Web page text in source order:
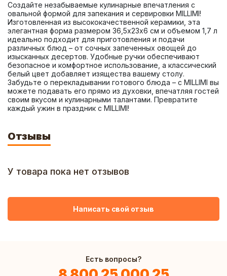
Создайте незабываемые кулинарные впечатления с
овальной формой для запекания и сервировки MILLIMI!
Изготовленная из высококачественной керамики, эта
элегантная форма размером 36,5х23х6 см и объемом 1,7 л
идеально подходит для приготовления и подачи
различных блюд – от сочных запеченных овощей до
изысканных десертов. Удобные ручки обеспечивают
безопасное и комфортное использование, а классический
белый цвет добавляет изящества вашему столу.
Забудьте о перекладывании готового блюда – с MILLIMI вы
можете подавать его прямо из духовки, впечатляя гостей
своим вкусом и кулинарными талантами. Превратите
каждый ужин в праздник с MILLIMI!
Отзывы
У товара пока нет отзывов
Написать свой отзыв
Есть вопросы?